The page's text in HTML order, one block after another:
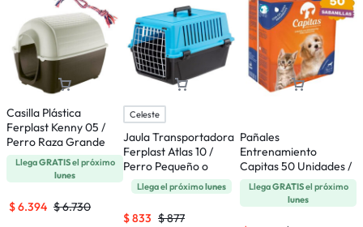
Casilla Plástica
Ferplast Kenny 05 /
Perro Raza Grande
LlegaGRATISel próximo
lunes
$6.730
$6.394
Celeste
Jaula Transportadora
Ferplast Atlas 10 /
Perro Pequeño o
Gatos
Llega el próximolunes
$877
$833
Pañales
Entrenamiento
Capitas 50 Unidades /
65 x 77 Cms
LlegaGRATISel próximo
lunes